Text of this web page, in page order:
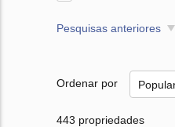
Pesquisas anteriores
Ordenar por
443 propriedades